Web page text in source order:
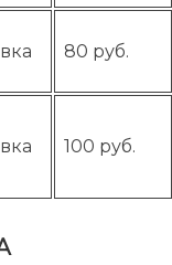
80 руб.
100 руб.